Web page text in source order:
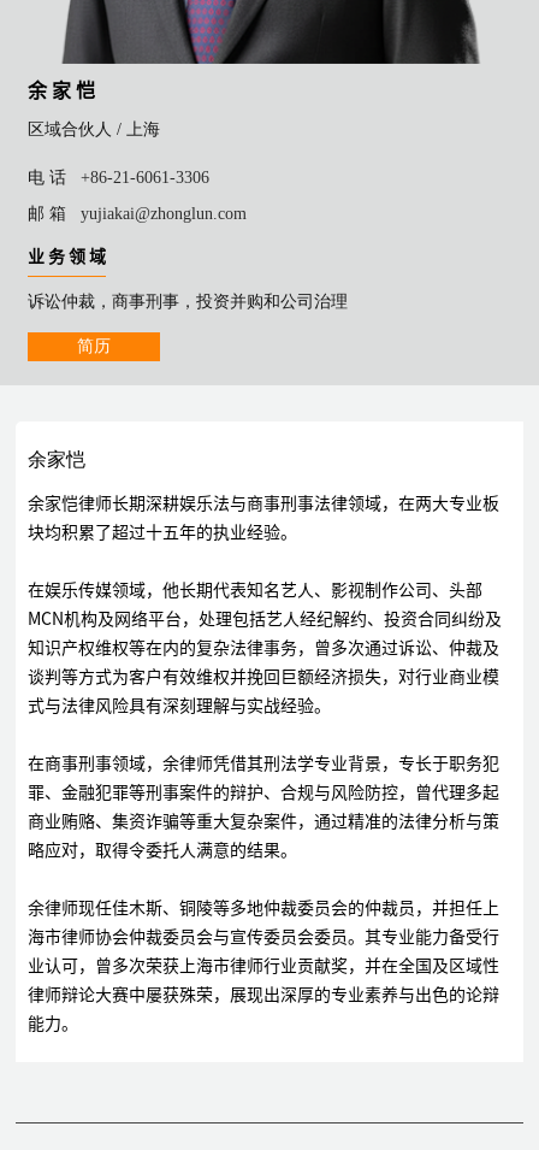
余 家 恺
区域合伙人 /上海
电 话
+86-21-6061-3306
邮 箱
yujiakai@zhonglun.com
业 务 领 域
诉讼仲裁，商事刑事，投资并购和公司治理
简历
余家恺
余家恺律师长期深耕娱乐法与商事刑事法律领域，在两大专业板
块均积累了超过十五年的执业经验。
在娱乐传媒领域，他长期代表知名艺人、影视制作公司、头部
MCN机构及网络平台，处理包括艺人经纪解约、投资合同纠纷及
知识产权维权等在内的复杂法律事务，曾多次通过诉讼、仲裁及
谈判等方式为客户有效维权并挽回巨额经济损失，对行业商业模
式与法律风险具有深刻理解与实战经验。
在商事刑事领域，余律师凭借其刑法学专业背景，专长于职务犯
罪、金融犯罪等刑事案件的辩护、合规与风险防控，曾代理多起
商业贿赂、集资诈骗等重大复杂案件，通过精准的法律分析与策
略应对，取得令委托人满意的结果。
余律师现任佳木斯、铜陵等多地仲裁委员会的仲裁员，并担任上
海市律师协会仲裁委员会与宣传委员会委员。其专业能力备受行
业认可，曾多次荣获上海市律师行业贡献奖，并在全国及区域性
律师辩论大赛中屡获殊荣，展现出深厚的专业素养与出色的论辩
能力。